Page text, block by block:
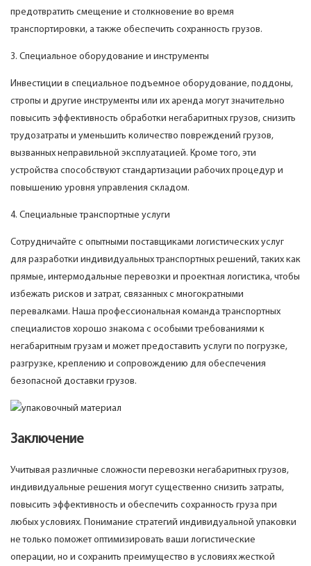
предотвратить смещение и столкновение во время
транспортировки, а также обеспечить сохранность грузов.
3. Специальное оборудование и инструменты
Инвестиции в специальное подъемное оборудование, поддоны,
стропы и другие инструменты или их аренда могут значительно
повысить эффективность обработки негабаритных грузов, снизить
трудозатраты и уменьшить количество повреждений грузов,
вызванных неправильной эксплуатацией. Кроме того, эти
устройства способствуют стандартизации рабочих процедур и
повышению уровня управления складом.
4. Специальные транспортные услуги
Сотрудничайте с опытными поставщиками логистических услуг
для разработки индивидуальных транспортных решений, таких как
прямые, интермодальные перевозки и проектная логистика, чтобы
избежать рисков и затрат, связанных с многократными
перевалками. Наша профессиональная команда транспортных
специалистов хорошо знакома с особыми требованиями к
негабаритным грузам и может предоставить услуги по погрузке,
разгрузке, креплению и сопровождению для обеспечения
безопасной доставки грузов.
Заключение
Учитывая различные сложности перевозки негабаритных грузов,
индивидуальные решения могут существенно снизить затраты,
повысить эффективность и обеспечить сохранность груза при
любых условиях. Понимание стратегий индивидуальной упаковки
не только поможет оптимизировать ваши логистические
операции, но и сохранить преимущество в условиях жесткой